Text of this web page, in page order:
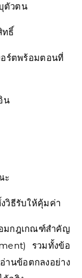
ตัวตน
ทธิ์
ร์ตพร้อมตอนที่
น
ะ
วิธีรับให้คุ้มค่า
กฎเกณฑ์สำคัญ
รวมทั้งข้อ
านข้อตกลงอย่าง